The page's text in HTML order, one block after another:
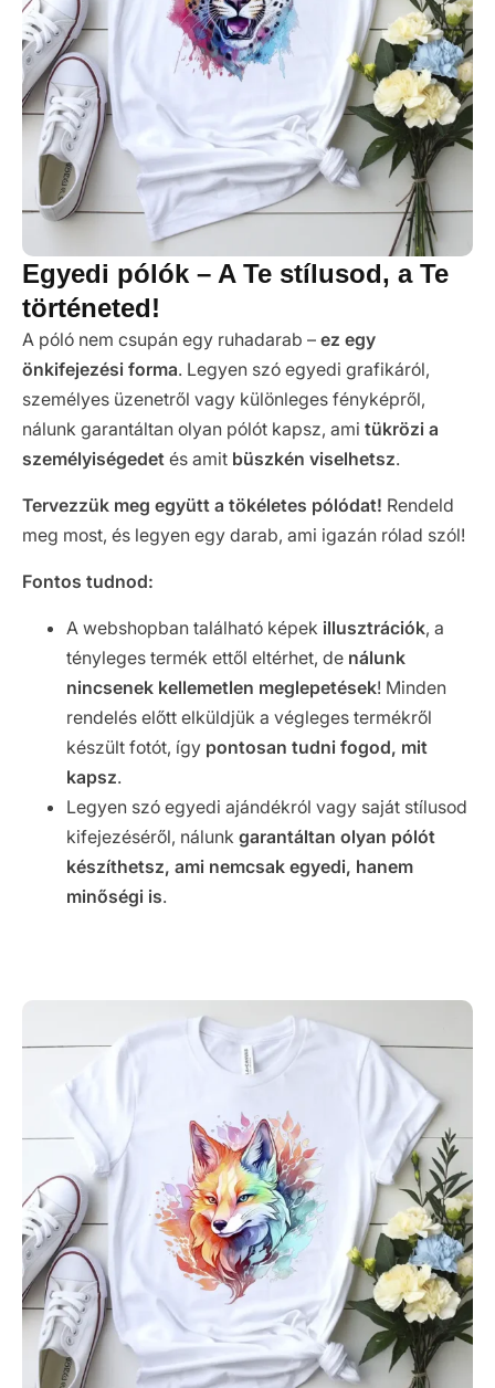
Egyedi pólók – A Te stílusod, a Te
történeted!
A póló nem csupán egy ruhadarab – ez egy
önkifejezési forma. Legyen szó egyedi grafikáról,
személyes üzenetről vagy különleges fényképről,
nálunk garantáltan olyan pólót kapsz, ami tükrözi a
személyiségedet és amit büszkén viselhetsz.
Tervezzük meg együtt a tökéletes pólódat! Rendeld
meg most, és legyen egy darab, ami igazán rólad szól!
Fontos tudnod:
A webshopban található képek illusztrációk, a
tényleges termék ettől eltérhet, de nálunk
nincsenek kellemetlen meglepetések! Minden
rendelés előtt elküldjük a végleges termékről
készült fotót, így pontosan tudni fogod, mit
kapsz.
Legyen szó egyedi ajándékról vagy saját stílusod
kifejezéséről, nálunk garantáltan olyan pólót
készíthetsz, ami nemcsak egyedi, hanem
minőségi is.